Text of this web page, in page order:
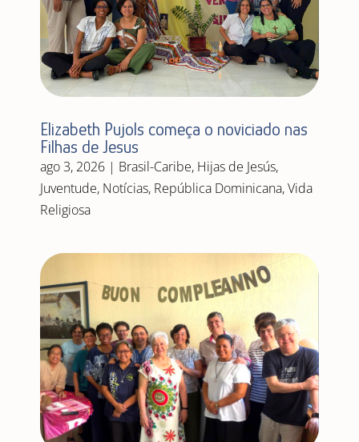
Elizabeth Pujols começa o noviciado nas
Filhas de Jesus
ago 3, 2026| Brasil-Caribe, Hijas de Jesús,
Juventude, Notícias, República Dominicana,Vida
Religiosa